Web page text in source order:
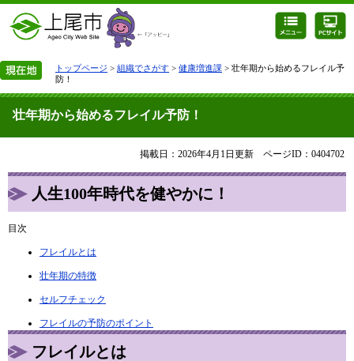
トップページ > 組織でさがす > 健康増進課 > 壮年期から始めるフレイル予
防！
壮年期から始めるフレイル予防！
掲載日：2026年4月1日更新 ページID：0404702
人生100年時代を健やかに！
目次
フレイルとは
壮年期の特徴
セルフチェック
フレイルの予防のポイント
フレイルとは